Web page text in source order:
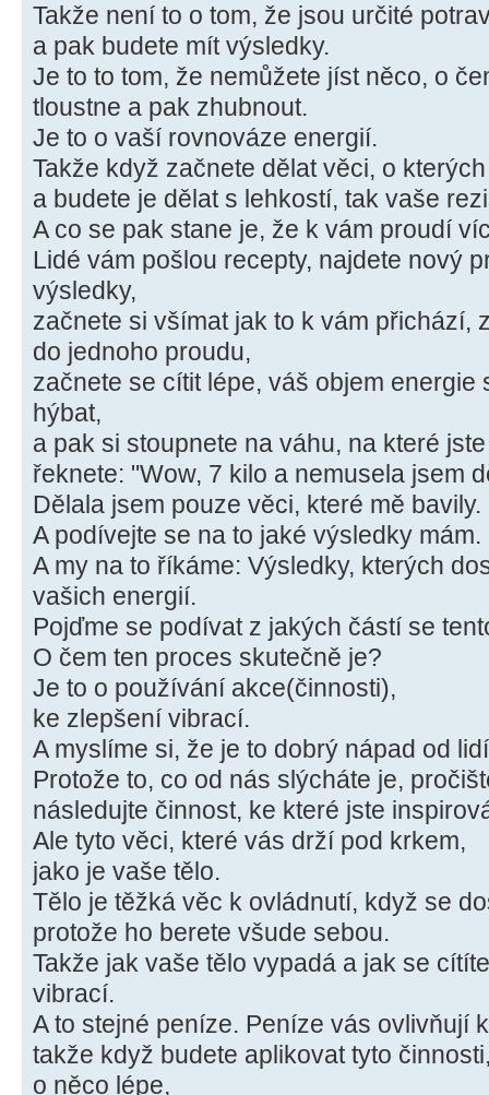
Takže není to o tom, že jsou určité
a pak budete mít výsledky.
Je to to tom, že nemůžete jíst něco, o
tloustne a pak zhubnout.
Je to o vaší rovnováze energií.
Takže když začnete dělat věci, o
a budete je dělat s lehkostí, tak vaše
A co se pak stane je, že k vám proudí
Lidé vám pošlou recepty, najdete nový
výsledky,
začnete si všímat jak to k vám přichází,
do jednoho proudu,
začnete se cítit lépe, váš objem
hýbat,
a pak si stoupnete na váhu, na které
řeknete: "Wow, 7 kilo a nemusela jsem
Dělala jsem pouze věci, které mě bavily.
A podívejte se na to jaké výsledky mám.
A my na to říkáme: Výsledky, kterých
vašich energií.
Pojďme se podívat z jakých částí se
O čem ten proces skutečně je?
Je to o používání akce(činnosti),
ke zlepšení vibrací.
A myslíme si, že je to dobrý nápad od
Protože to, co od nás slýcháte je,
následujte činnost, ke které jste
Ale tyto věci, které vás drží pod krkem,
jako je vaše tělo.
Tělo je těžká věc k ovládnutí, když se
protože ho berete všude sebou.
Takže jak vaše tělo vypadá a jak se
vibrací.
A to stejné peníze. Peníze vás ovlivňují
takže když budete aplikovat tyto
o něco lépe,